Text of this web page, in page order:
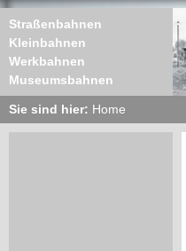
Straßenbahnen
Kleinbahnen
Werkbahnen
Museumsbahnen
Sie sind hier: Home